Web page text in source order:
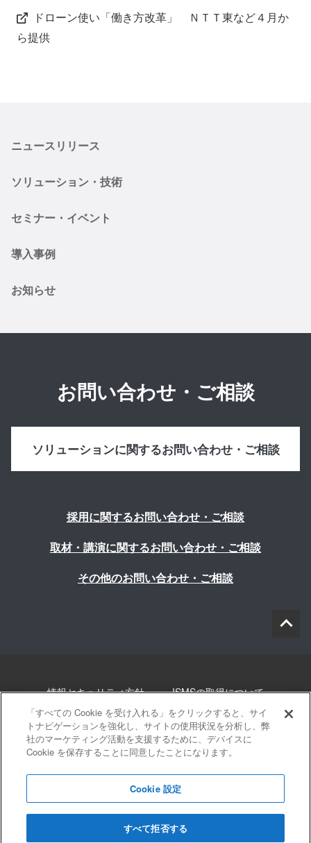
ドローン使い「働き方改革」 ＮＴＴ東など４月か
ら提供
ニュースリリース
ソリューション・技術
セミナー・イベント
導入事例
お知らせ
お問い合わせ・ご相談
ソリューションに関するお問い合わせ・ご相談
採用に関するお問い合わせ・ご相談
取材・講演に関するお問い合わせ・ご相談
その他のお問い合わせ・ご相談
情報セキュリティ方針 ISMSの取得について
個人情報について 勧誘方針 このサイトについて
サイトマップ
「すべての Cookie を受け入れる」をクリックすると、サイ
トナビゲーションを強化し、サイトの使用状況を分析し、弊
社のマーケティング活動を支援するために、デバイスに
Cookie を保存することに同意したことになります。
Cookie 設定
すべて拒否する